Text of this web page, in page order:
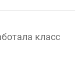
класс